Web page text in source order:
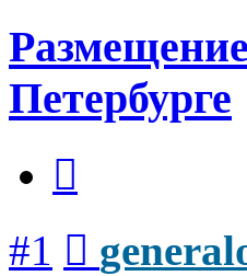
Петербурге
#1